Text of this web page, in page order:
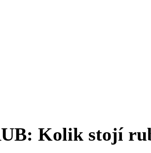
Kolik stojí